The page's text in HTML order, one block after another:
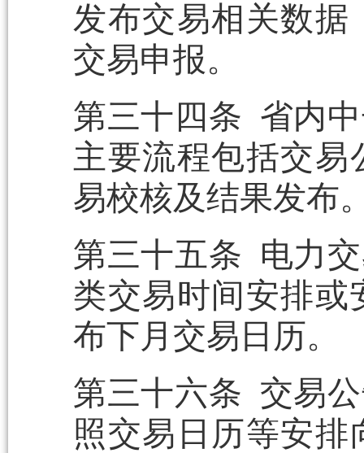
发布交易相关数据
交易申报。
第三十四条 省内
主要流程包括交
易校核及结果发布
第三十五条 电力
类交易时间安排或
布下月交易日历。
第三十六条 交易
照交易日历等安